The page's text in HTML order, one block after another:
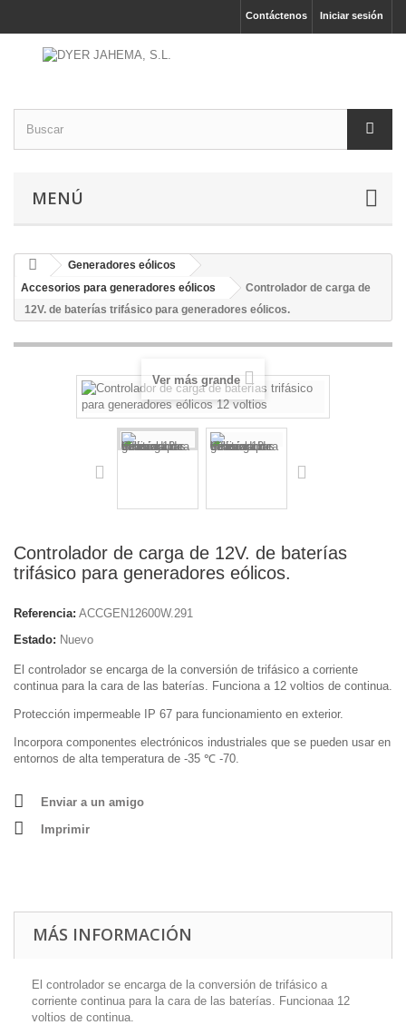
Iniciar sesión
Contáctenos
MENÚ
Generadores eólicos
Accesorios para generadores eólicos
Controlador de carga de
12V. de baterías trifásico para generadores eólicos.
Ver más grande
Controlador de carga de 12V. de baterías
trifásico para generadores eólicos.
Referencia: ACCGEN12600W.291
Estado: Nuevo
El controlador se encarga de la conversión de trifásico a corriente
continua para la cara de las baterías. Funciona a 12 voltios de continua.
Protección impermeable IP 67 para funcionamiento en exterior.
Incorpora componentes electrónicos industriales que se pueden usar en
entornos de alta temperatura de -35 ℃ -70.
Enviar a un amigo
Imprimir
MÁS INFORMACIÓN
El controlador se encarga de la conversión de trifásico a
corriente continua para la cara de las baterías. Funcionaa 12
voltios de continua.